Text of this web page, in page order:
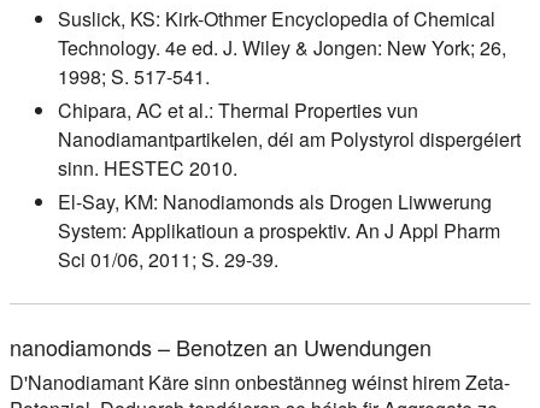
Suslick, KS: Kirk-Othmer Encyclopedia of Chemical
Technology. 4e ed. J. Wiley & Jongen: New York; 26,
1998; S. 517-541.
Chipara, AC et al.: Thermal Properties vun
Nanodiamantpartikelen, déi am Polystyrol dispergéiert
sinn. HESTEC 2010.
El-Say, KM: Nanodiamonds als Drogen Liwwerung
System: Applikatioun a prospektiv. An J Appl Pharm
Sci 01/06, 2011; S. 29-39.
nanodiamonds – Benotzen an Uwendungen
D'Nanodiamant Käre sinn onbestänneg wéinst hirem Zeta-